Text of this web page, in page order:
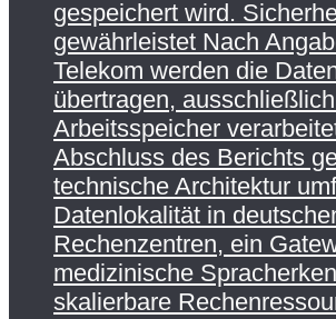
gespeichert wird.
gewährleistet Nach
Telekom werden die
übertragen,
Arbeitsspeicher
Abschluss des Berichts
technische Architektur
Datenlokalität in
Rechenzentren, ein
medizinische
skalierbare